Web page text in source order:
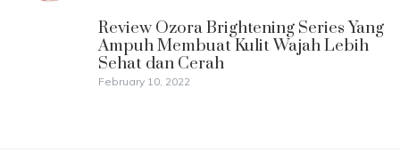
Review Ozora Brightening Series Yang
Ampuh Membuat Kulit Wajah Lebih
Sehat dan Cerah
February 10, 2022